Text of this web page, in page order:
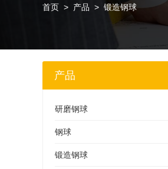
首页 > 产品 > 锻造钢球
产品
研磨钢球
钢球
锻造钢球